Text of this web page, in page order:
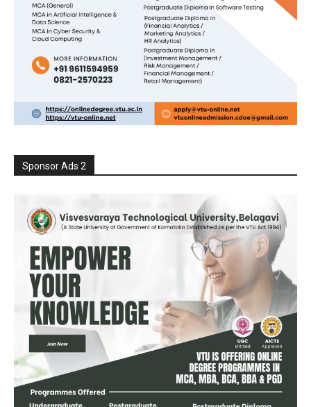
Sponsor Ads 2